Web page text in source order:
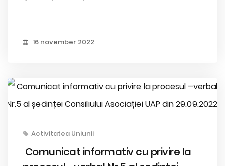
16 november 2022
Activitatea Uniunii
Comunicat informativ cu privire la